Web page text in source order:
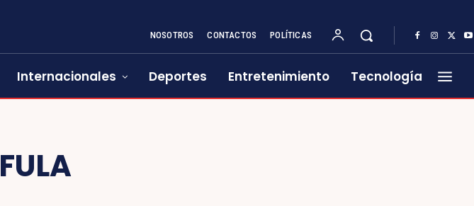
NOSOTROS CONTACTOS POLÍTICAS
Internacionales Deportes Entretenimiento Tecnología
FULA